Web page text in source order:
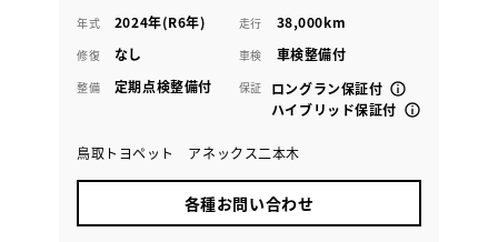
年式 2024年(R6年) 走行 38,000km
修復 なし 車検 車検整備付
整備 定期点検整備付 保証
ロングラン保証付
ハイブリッド保証付
鳥取トヨペット アネックス二本木
各種お問い合わせ